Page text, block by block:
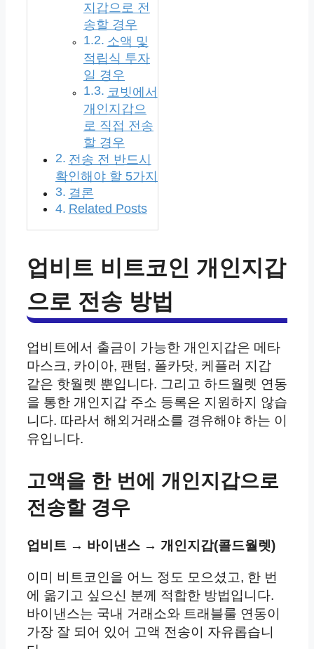
지갑으로 전
송할 경우
소액 및
적립식 투자
일 경우
코빗에서
개인지갑으
로 직접 전송
할 경우
전송 전 반드시
확인해야 할 5가지
결론
Related Posts
업비트 비트코인 개인지갑
으로 전송 방법
업비트에서 출금이 가능한 개인지갑은 메타
마스크, 카이아, 팬텀, 폴카닷, 케플러 지갑
같은 핫월렛 뿐입니다. 그리고 하드월렛 연동
을 통한 개인지갑 주소 등록은 지원하지 않습
니다. 따라서 해외거래소를 경유해야 하는 이
유입니다.
고액을 한 번에 개인지갑으로
전송할 경우
업비트 → 바이낸스 → 개인지갑(콜드월렛)
이미 비트코인을 어느 정도 모으셨고, 한 번
에 옮기고 싶으신 분께 적합한 방법입니다.
바이낸스는 국내 거래소와 트래블룰 연동이
가장 잘 되어 있어 고액 전송이 자유롭습니